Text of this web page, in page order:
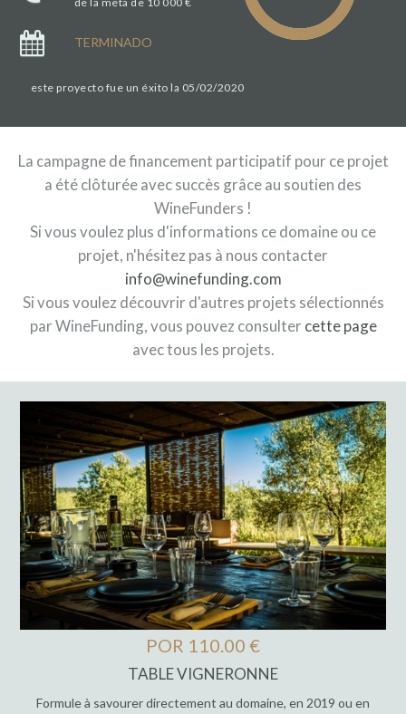
TERMINADO
este proyecto fue un éxito la 05/02/2020
La campagne de financement participatif pour ce projet
a été clôturée avec succès grâce au soutien des
WineFunders !
Si vous voulez plus d'informations ce domaine ou ce
projet, n'hésitez pas à nous contacter
info@winefunding.com
Si vous voulez découvrir d'autres projets sélectionnés
par WineFunding, vous pouvez consulter cette page
avec tous les projets.
POR 110.00 €
TABLE VIGNERONNE
Formule à savourer directement au domaine, en 2019 ou en